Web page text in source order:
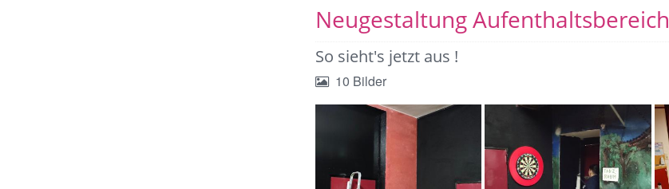
Neugestaltung Aufenthaltsbereich
So sieht's jetzt aus !
10 Bilder